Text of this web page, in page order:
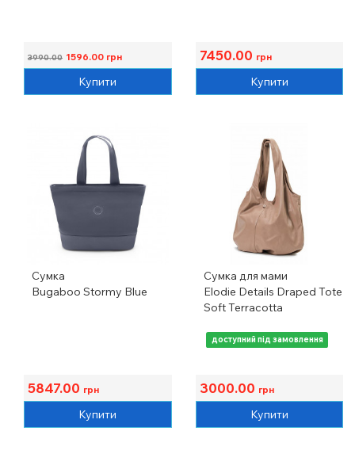
3990.00 1596.00 грн
Купити
7450.00 грн
Купити
Сумка
Bugaboo Stormy Blue
5847.00 грн
Купити
Сумка для мами
Elodie Details Draped Tote
Soft Terracotta
доступний під замовлення
3000.00 грн
Купити